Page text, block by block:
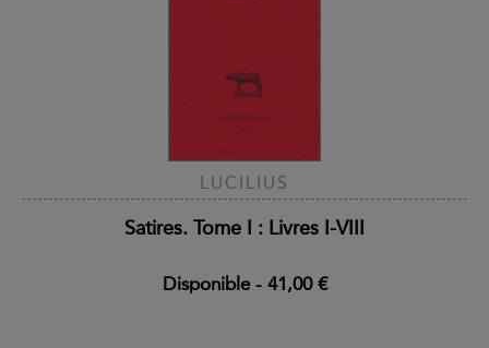
LUCILIUS
Satires. Tome I : Livres I-VIII
Disponible- 41,00 €